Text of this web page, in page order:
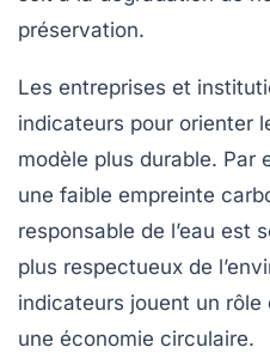
préservation.
Les entreprises et
indicateurs pour orienter
modèle plus durable. Par
une faible empreinte
responsable de l’eau est
plus respectueux de
indicateurs jouent un
une économie circulaire.